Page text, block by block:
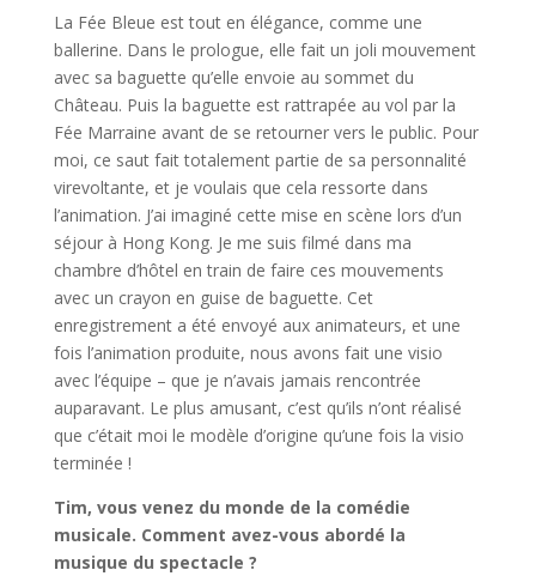
La Fée Bleue est tout en élégance, comme une
ballerine. Dans le prologue, elle fait un joli mouvement
avec sa baguette qu’elle envoie au sommet du
Château. Puis la baguette est rattrapée au vol par la
Fée Marraine avant de se retourner vers le public. Pour
moi, ce saut fait totalement partie de sa personnalité
virevoltante, et je voulais que cela ressorte dans
l’animation. J’ai imaginé cette mise en scène lors d’un
séjour à Hong Kong. Je me suis filmé dans ma
chambre d’hôtel en train de faire ces mouvements
avec un crayon en guise de baguette. Cet
enregistrement a été envoyé aux animateurs, et une
fois l’animation produite, nous avons fait une visio
avec l’équipe – que je n’avais jamais rencontrée
auparavant. Le plus amusant, c’est qu’ils n’ont réalisé
que c’était moi le modèle d’origine qu’une fois la visio
terminée !
Tim, vous venez du monde de la comédie
musicale. Comment avez-vous abordé la
musique du spectacle ?